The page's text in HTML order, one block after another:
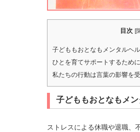
目次 [
子どももおとなもメンタルヘ
ひとを育てサポートするため
私たちの行動は言葉の影響を
子どももおとなもメ
ストレスによる休職や退職、